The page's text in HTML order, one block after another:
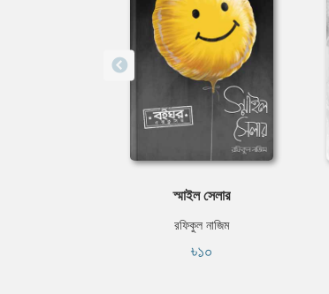
স্মাইল সেলার
রফিকুল নাজিম
৳১০